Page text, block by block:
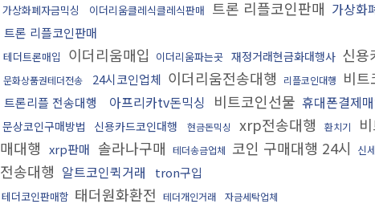
가상화폐자금믹싱 이더리움클레식클레식판매 트론 리플코인판매 가상화
트론 리플코인판매
테더트론매입 이더리움매입 이더리움파는곳 재정거래현금화대행사 신용
문화상품권테더전송 24시코인업체 이더리움전송대행 리플코인대행 비
트론리플 전송대행 아프리카tv돈믹싱 비트코인선물 휴대폰결제
문상코인구매방법 신용카드코인대행 현금돈믹싱 xrp전송대행 환치기
매대행 xrp판매 솔라나구매 테더송금업체 코인 구매대행 24시 신
전송대행 알트코인퀵거래 tron구입
테더코인판매함 태더원화환전 테더개인거래 자금세탁업체